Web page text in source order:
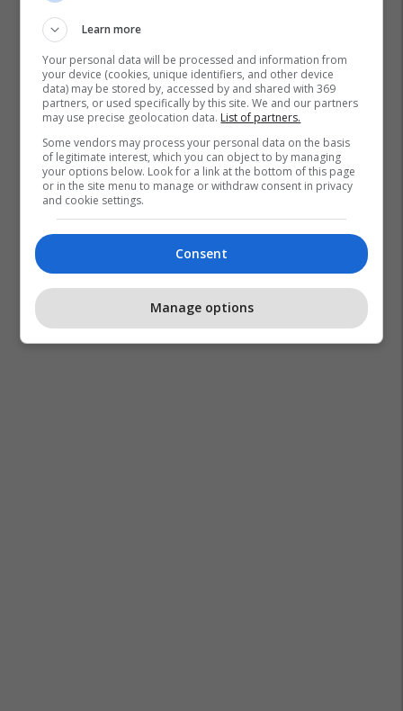
Learn more
Your personal data will be processed and information from
your device (cookies, unique identifiers, and other device
data) may be stored by, accessed by and shared with 369
partners, or used specifically by this site. We and our partners
may use precise geolocation data. List of partners.
Some vendors may process your personal data on the basis
of legitimate interest, which you can object to by managing
your options below. Look for a link at the bottom of this page
or in the site menu to manage or withdraw consent in privacy
and cookie settings.
Consent
Manage options